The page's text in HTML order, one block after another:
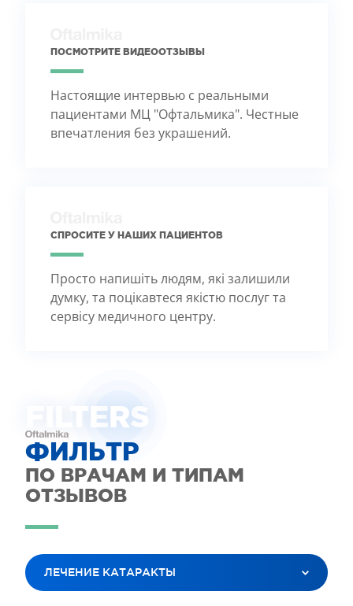
ПОСМОТРИТЕ ВИДЕООТЗЫВЫ
Настоящие интервью с реальными
пациентами МЦ "Офтальмика". Честные
впечатления без украшений.
СПРОСИТЕ У НАШИХ ПАЦИЕНТОВ
Просто напишіть людям, які залишили
думку, та поцікавтеся якістю послуг та
сервісу медичного центру.
FILTERS
ФИЛЬТР
ПО ВРАЧАМ И ТИПАМ
ОТЗЫВОВ
ЛЕЧЕНИЕ КАТАРАКТЫ